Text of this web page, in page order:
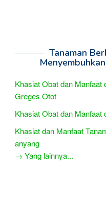
Tanaman
Khasiat Obat dan Manfaat
Greges Otot
Khasiat Obat dan Manfaat
Khasiat dan Manfaat
anyang
→ Yang lainnya...